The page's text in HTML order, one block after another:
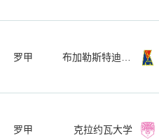
罗甲
罗甲 克拉约瓦大学